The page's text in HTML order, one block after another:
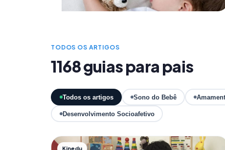
TODOS OS ARTIGOS
1168 guias para pais
Todos os artigos Sono do Bebê
Desenvolvimento Socioafetivo
Kinedu